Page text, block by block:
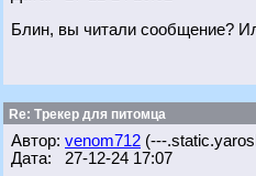
Блин, вы читали сообщение?
Re: Трекер для питомца
Автор: venom712 (---
Дата: 27-12-24 17:07